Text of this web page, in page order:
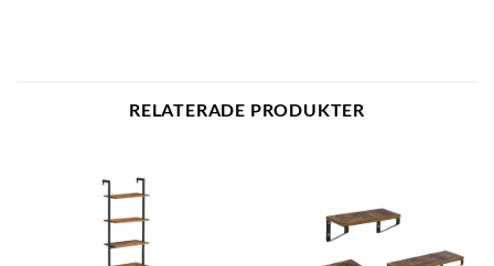
RELATERADE PRODUKTER